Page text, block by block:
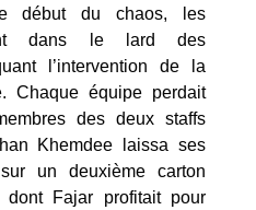
début du chaos, les
dans le lard des
l’intervention de la
Chaque équipe perdait
des deux staffs
Khemdee laissa ses
un deuxième carton
Fajar profitait pour